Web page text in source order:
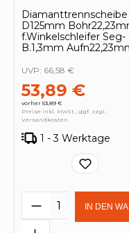
Diamanttrennscheibe
D125mm
f.Winkelschleifer Seg-
B.1,3mm
53,89 €
vorher 53,89 €
UVP: 66,58 €
Preise inkl. MwSt., ggf. zzgl.
Versandkosten
1 - 3 Werktage
ProduktIN DEN